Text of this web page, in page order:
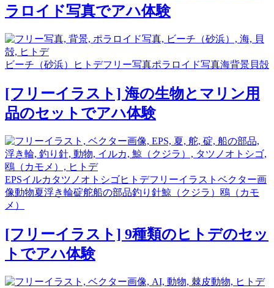
ラロイド写真でアハ体験
ビーチ（砂浜） ヒトデフリー写真ポラロイド写真海背景貝殻
[フリーイラスト] 海の生物とマリン用
品のセットでアハ体験
EPSイルカ タツノオトシゴヒトデフリーイラスト ベクター画
像動物夏浮き輪碇舵船の部品釣り針鯨（クジラ） 鴎（カモ
メ）
[フリーイラスト] 9種類のヒトデのセッ
トでアハ体験